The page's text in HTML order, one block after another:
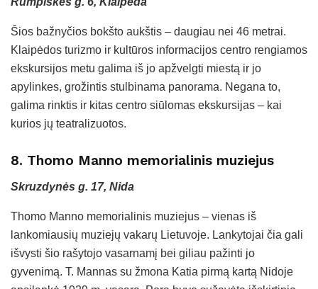
Šios bažnyčios bokšto aukštis – daugiau nei 46 metrai.
Klaipėdos turizmo ir kultūros informacijos centro rengiamos
ekskursijos metu galima iš jo apžvelgti miestą ir jo
apylinkes, grožintis stulbinama panorama. Negana to,
galima rinktis ir kitas centro siūlomas ekskursijas – kai
kurios jų teatralizuotos.
8. Thomo Manno memorialinis muziejus
Skruzdynės g. 17, Nida
Thomo Manno memorialinis muziejus – vienas iš
lankomiausių muziejų vakarų Lietuvoje. Lankytojai čia gali
išvysti šio rašytojo vasarnamį bei giliau pažinti jo
gyvenimą. T. Mannas su žmona Katia pirmą kartą Nidoje